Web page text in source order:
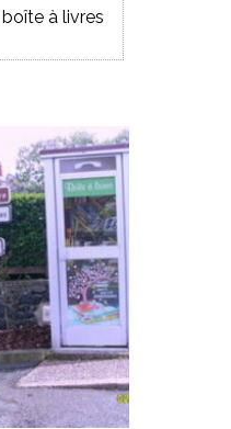
boîte à livres